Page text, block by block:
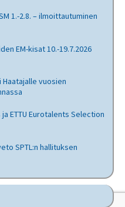
1.-2.8. – ilmoittautuminen
EM-kisat 10.-19.7.2026
vuosien
ja ETTU Eurotalents Selection
SPTL:n hallituksen